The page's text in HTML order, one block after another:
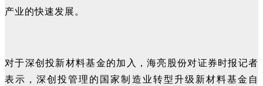
产业的快速发展。
对于深创投新材料基金的加入，海亮股份对证券时报记者
表示，深创投管理的国家制造业转型升级新材料基金自